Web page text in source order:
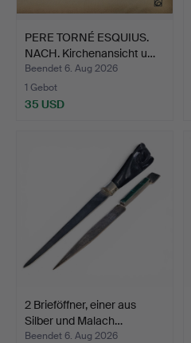
PERE TORNÉ ESQUIUS.
NACH. Kirchenansicht u…
Beendet 6. Aug 2026
1 Gebot
35 USD
2 Brieföffner, einer aus
Silber und Malach…
Beendet 6. Aug 2026